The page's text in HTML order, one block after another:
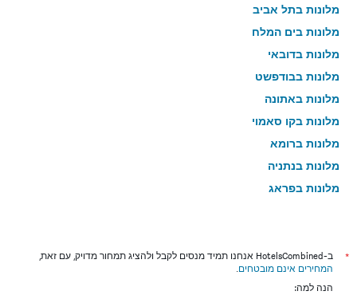
מלונות בתל אביב
מלונות בים המלח
מלונות בדובאי
מלונות בבודפשט
מלונות באתונה
מלונות בקו סאמוי
מלונות ברומא
מלונות בנתניה
מלונות בפראג
מלונות בניו יורק
מלונות בבנגקוק
*
ב-HotelsCombined אנחנו תמיד מנסים לקבל ולהציג תמחור מדויק, עם זאת,
המחירים אינם מובטחים.
הנה למה: